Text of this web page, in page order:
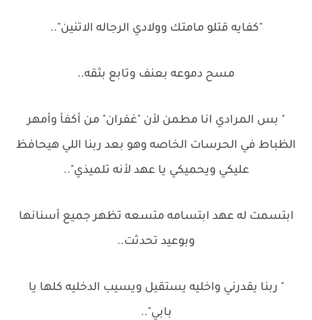
"كفايه قتلو مامتك وولادي الرجاله الاتنين"..
مسح دموعه بعنف وتابع بثقه..
" بس المرادي انا مطمن لأن "غفران" من أكفأ وأمهر
الظباط في الحرسات الخاصه وهو بعد ربنا اللي هيحافظ
عليكي ويحميكي يا عهد لأنه تلميذي"..
ابتسمت له عهد ابتسامه متسعه تظهر جميع أسنانها
وبوعيد تحدثت..
" ربنا يقدرني واخليه يستقيل ويسيب الدخليه كلها يا
بابي"..